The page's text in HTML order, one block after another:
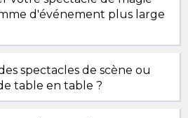
d'événement plus large
spectacles de scène ou
table en table ?